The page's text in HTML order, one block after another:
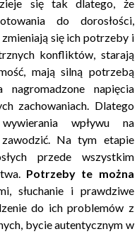
się tak dlatego, że
do dorosłości,
się ich potrzeby i
konfliktów, starają
mają silną potrzebą
nagromadzone napięcia
zachowaniach. Dlatego
wpływu na
zawodzić. Na tym etapie
przede wszystkim
Potrzeby te można
słuchanie i prawdziwe
do ich problemów z
bycie autentycznym w